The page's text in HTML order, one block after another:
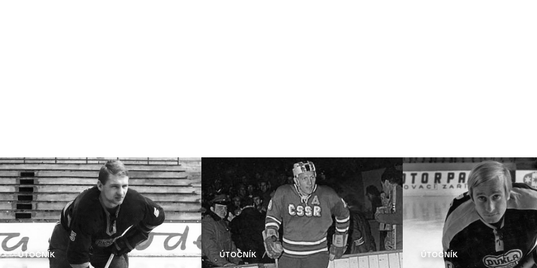
ÚTOČNÍK ÚTOČNÍK ÚTOČNÍK